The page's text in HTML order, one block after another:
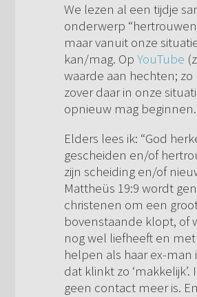
We lezen al een tijdje
onderwerp
maar vanuit onze
kan/mag. Op YouTube
waarde aan hechten;
zover daar in onze
opnieuw mag beginnen.
Elders lees ik: “God
gescheiden en/of
zijn scheiding en/of
Mattheüs 19:9 wordt
christenen om een
bovenstaande klopt, of
nog wel liefheeft en
helpen als haar ex-man
dat klinkt zo
geen contact meer is.